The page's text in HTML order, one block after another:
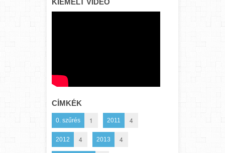
CÍMKÉK
0. szűrés 1 2011 4
2012 4 2013 4